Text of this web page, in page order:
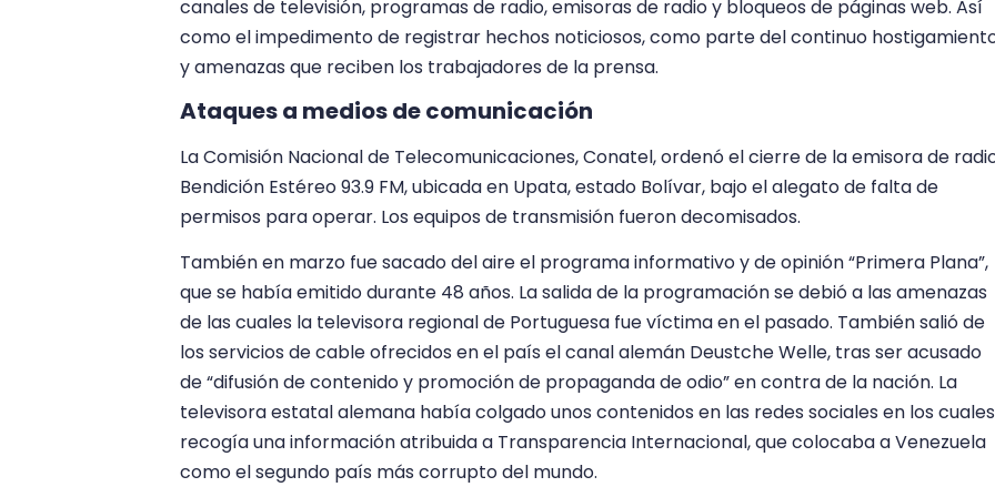
canales de televisión, programas de radio, emisoras de radio y bloqueos de páginas web. Así
como el impedimento de registrar hechos noticiosos, como parte del continuo
y amenazas que reciben los trabajadores de la prensa.
Ataques a medios de comunicación
La Comisión Nacional de Telecomunicaciones, Conatel, ordenó el cierre de la emisora de
Bendición Estéreo 93.9 FM, ubicada en Upata, estado Bolívar, bajo el alegato de falta de
permisos para operar. Los equipos de transmisión fueron decomisados.
También en marzo fue sacado del aire el programa informativo y de opinión “Primera Plana”,
que se había emitido durante 48 años. La salida de la programación se debió a las amenazas
de las cuales la televisora regional de Portuguesa fue víctima en el pasado. También salió de
los servicios de cable ofrecidos en el país el canal alemán Deustche Welle, tras ser acusado
de “difusión de contenido y promoción de propaganda de odio” en contra de la nación. La
televisora estatal alemana había colgado unos contenidos en las redes sociales en los cuales
recogía una información atribuida a Transparencia Internacional, que colocaba a Venezuela
como el segundo país más corrupto del mundo.